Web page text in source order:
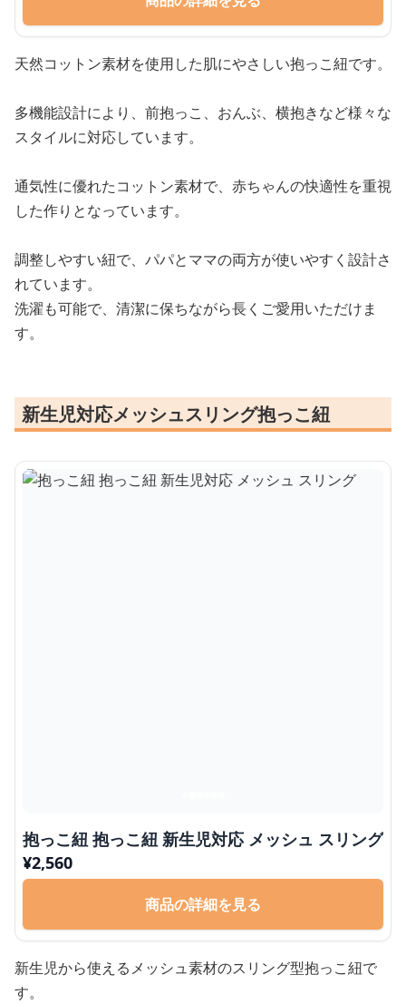
天然コットン素材を使用した肌にやさしい抱っこ紐です。
多機能設計により、前抱っこ、おんぶ、横抱きなど様々な
スタイルに対応しています。
通気性に優れたコットン素材で、赤ちゃんの快適性を重視
した作りとなっています。
調整しやすい紐で、パパとママの両方が使いやすく設計さ
れています。
洗濯も可能で、清潔に保ちながら長くご愛用いただけま
す。
新生児対応メッシュスリング抱っこ紐
抱っこ紐 抱っこ紐 新生児対応 メッシュ スリング
¥2,560
商品の詳細を見る
新生児から使えるメッシュ素材のスリング型抱っこ紐で
す。